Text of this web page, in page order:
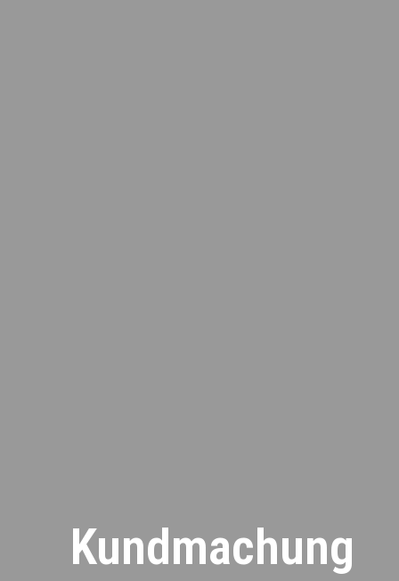
Kundmachung